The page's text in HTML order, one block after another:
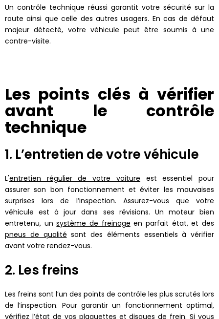
Un contrôle technique réussi garantit votre sécurité sur la
route ainsi que celle des autres usagers. En cas de défaut
majeur détecté, votre véhicule peut être soumis à une
contre-visite.
Les points clés à vérifier
avant le contrôle
technique
1. L’entretien de votre véhicule
L'entretien régulier de votre voiture est essentiel pour
assurer son bon fonctionnement et éviter les mauvaises
surprises lors de l’inspection. Assurez-vous que votre
véhicule est à jour dans ses révisions. Un moteur bien
entretenu, unsystème de freinage en parfait état, et des
pneus de qualité sont des éléments essentiels à vérifier
avant votre rendez-vous.
2. Les freins
Les freins sont l’un des points de contrôle les plus scrutés lors
de l’inspection. Pour garantir un fonctionnement optimal,
vérifiez l’état de vos plaquettes et disques de frein. Si vous